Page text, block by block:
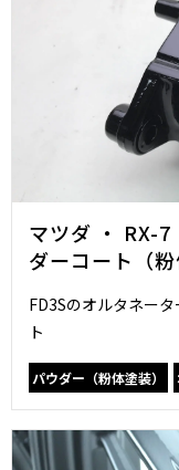
マツダ ・ RX-
ダーコート（
FD3Sのオルタネー
ト
パウダー（粉体塗装）